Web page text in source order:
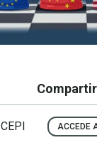
Compartir
ACCEDE